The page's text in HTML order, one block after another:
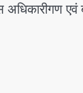
अधिकारीगण